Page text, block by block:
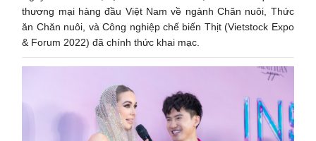
thương mại hàng đầu Việt Nam về ngành Chăn nuôi, Thức
ăn Chăn nuôi, và Công nghiệp chế biến Thịt (Vietstock Expo
& Forum 2022) đã chính thức khai mạc.